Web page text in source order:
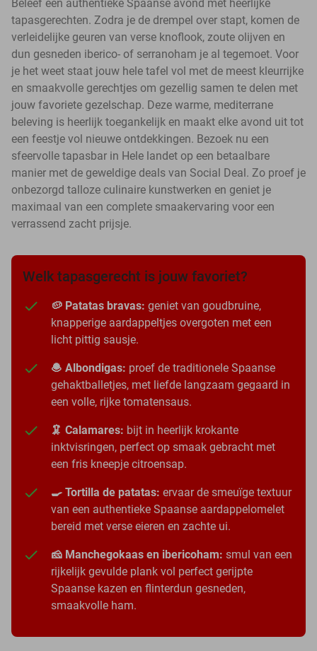
Beleef een authentieke Spaanse avond met heerlijke
tapasgerechten. Zodra je de drempel over stapt, komen de
verleidelijke geuren van verse knoflook, zoute olijven en
dun gesneden iberico- of serranoham je al tegemoet. Voor
je het weet staat jouw hele tafel vol met de meest kleurrijke
en smaakvolle gerechtjes om gezellig samen te delen met
jouw favoriete gezelschap. Deze warme, mediterrane
beleving is heerlijk toegankelijk en maakt elke avond uit tot
een feestje vol nieuwe ontdekkingen. Bezoek nu een
sfeervolle tapasbar in Hele landet op een betaalbare
manier met de geweldige deals van Social Deal. Zo proef je
onbezorgd talloze culinaire kunstwerken en geniet je
maximaal van een complete smaakervaring voor een
verrassend zacht prijsje.
Welk tapasgerecht is jouw favoriet?
🥔 Patatas bravas: geniet van goudbruine,
knapperige aardappeltjes overgoten met een
licht pittig sausje.
🧆 Albondigas: proef de traditionele Spaanse
gehaktballetjes, met liefde langzaam gegaard in
een volle, rijke tomatensaus.
🦑 Calamares: bijt in heerlijk krokante
inktvisringen, perfect op smaak gebracht met
een fris kneepje citroensap.
🍳 Tortilla de patatas: ervaar de smeuïge textuur
van een authentieke Spaanse aardappelomelet
bereid met verse eieren en zachte ui.
🧀 Manchegokaas en ibericoham: smul van een
rijkelijk gevulde plank vol perfect gerijpte
Spaanse kazen en flinterdun gesneden,
smaakvolle ham.